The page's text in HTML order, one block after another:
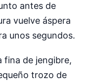
antes de
vuelve áspera
unos segundos.
fina de jengibre,
trozo de